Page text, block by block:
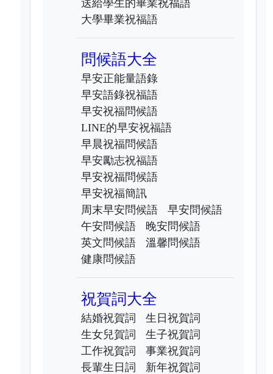
送給學生的畢業祝福語
大學畢業祝福語
問候語大全
早安正能量語錄
早安語錄祝福語
早安祝福問候語
LINE的早安祝福語
早晨祝福問候語
早安勵志祝福語
早安祝福問候語
早安祝福簡訊
周末早安問候語
早安問候語
午安問候語
晚安問候語
英文問候語
溫馨問候語
健康問候語
祝賀詞大全
結婚祝賀詞
生日祝賀詞
生女兒賀詞
生子祝賀詞
工作祝賀詞
事業祝賀詞
長輩生日詞
新年祝賀詞